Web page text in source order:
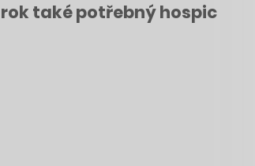
také potřebný hospic